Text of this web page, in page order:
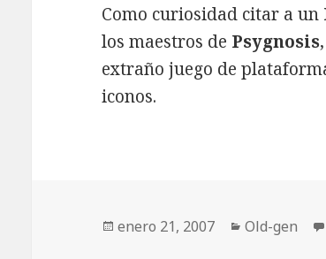
Como curiosidad citar a un
los maestros de Psygnosis
extraño juego de
iconos.
Publicado
enero 21, 2007 Categorías
Old-gen